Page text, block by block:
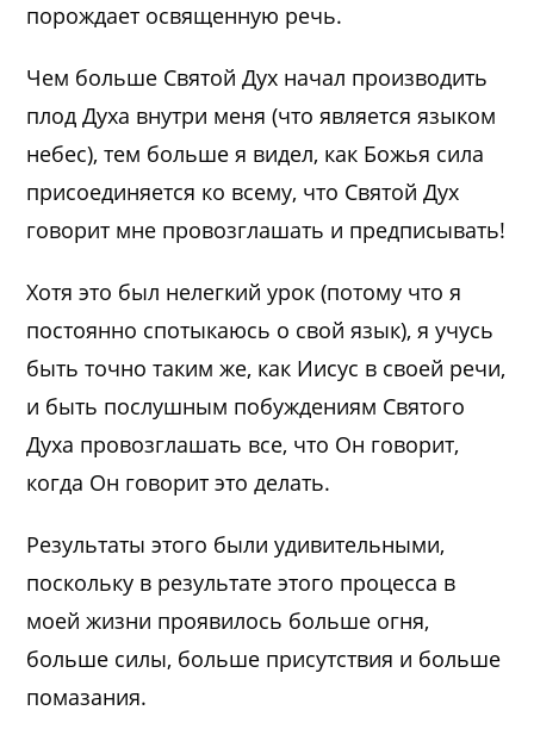
порождает освященную речь.
Чем больше Святой Дух начал производить
плод Духа внутри меня (что является языком
небес), тем больше я видел, как Божья сила
присоединяется ко всему, что Святой Дух
говорит мне провозглашать и предписывать!
Хотя это был нелегкий урок (потому что я
постоянно спотыкаюсь о свой язык), я учусь
быть точно таким же, как Иисус в своей речи,
и быть послушным побуждениям Святого
Духа провозглашать все, что Он говорит,
когда Он говорит это делать.
Результаты этого были удивительными,
поскольку в результате этого процесса в
моей жизни проявилось больше огня,
больше силы, больше присутствия и больше
помазания.